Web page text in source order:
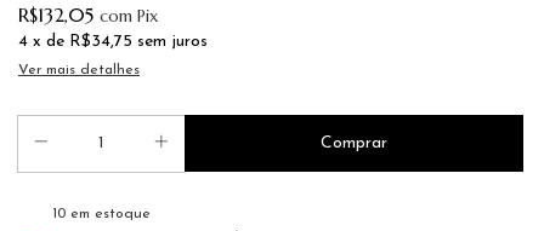
R$132,05 com Pix
4 x de R$34,75 sem juros
Ver mais detalhes
10 em estoque